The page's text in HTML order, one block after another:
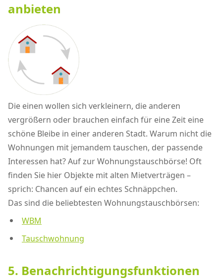
anbieten
Die einen wollen sich verkleinern, die anderen
vergrößern oder brauchen einfach für eine Zeit eine
schöne Bleibe in einer anderen Stadt. Warum nicht die
Wohnungen mit jemandem tauschen, der passende
Interessen hat? Auf zur Wohnungstauschbörse! Oft
finden Sie hier Objekte mit alten Mietverträgen –
sprich: Chancen auf ein echtes Schnäppchen.
Das sind die beliebtesten Wohnungstauschbörsen:
WBM
Tauschwohnung
5. Benachrichtigungsfunktionen